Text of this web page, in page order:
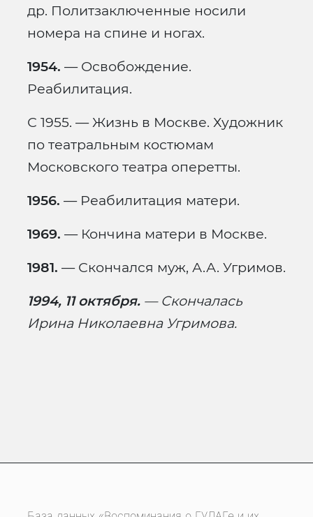
др. Политзаключенные носили
номера на спине и ногах.
1954. — Освобождение.
Реабилитация.
С 1955. — Жизнь в Москве. Художник
по театральным костюмам
Московского театра оперетты.
1956. — Реабилитация матери.
1969. — Кончина матери в Москве.
1981. — Скончался муж, А.А. Угримов.
1994, 11 октября. — Скончалась
Ирина Николаевна Угримова.